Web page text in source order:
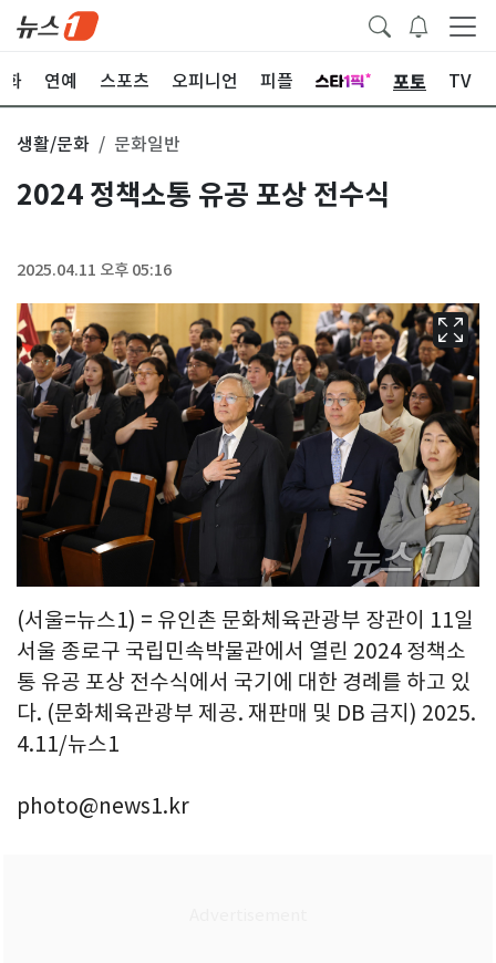
화 연예 스포츠 오피니언 피플 포토 TV
생활/문화 문화일반
2024 정책소통 유공 포상 전수식
2025.04.11 오후 05:16
(서울=뉴스1) = 유인촌 문화체육관광부 장관이 11일
서울 종로구 국립민속박물관에서 열린 2024 정책소
통 유공 포상 전수식에서 국기에 대한 경례를 하고 있
다. (문화체육관광부 제공. 재판매 및 DB 금지) 2025.
4.11/뉴스1
photo@news1.kr